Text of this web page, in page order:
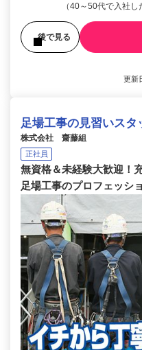
（40～50代で入社
後で見る
更新
足場工事の見習いスタ
株式会社 齋藤組
正社員
無資格＆未経験大歓迎！
足場工事のプロフェッシ